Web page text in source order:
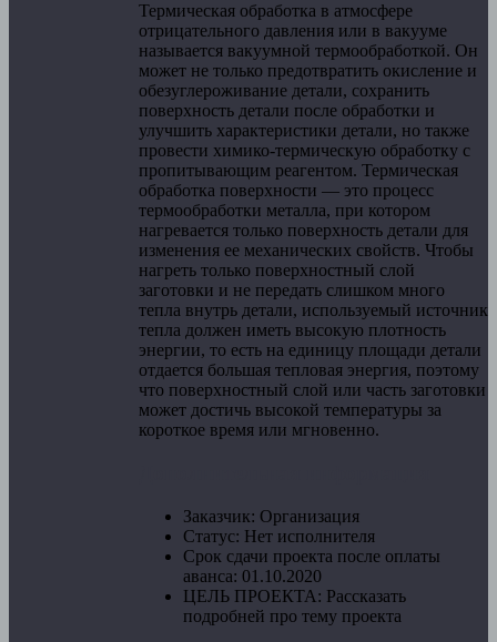
Термическая обработка в атмосфере
отрицательного давления или в вакууме
называется вакуумной термообработкой. Он
может не только предотвратить окисление и
обезуглероживание детали, сохранить
поверхность детали после обработки и
улучшить характеристики детали, но также
провести химико-термическую обработку с
пропитывающим реагентом. Термическая
обработка поверхности — это процесс
термообработки металла, при котором
нагревается только поверхность детали для
изменения ее механических свойств. Чтобы
нагреть только поверхностный слой
заготовки и не передать слишком много
тепла внутрь детали, используемый источник
тепла должен иметь высокую плотность
энергии, то есть на единицу площади детали
отдается большая тепловая энергия, поэтому
что поверхностный слой или часть заготовки
может достичь высокой температуры за
короткое время или мгновенно.
Заказчик: Организация
Статус: Нет исполнителя
Срок сдачи проекта после оплаты
аванса: 01.10.2020
ЦЕЛЬ ПРОЕКТА: Рассказать
подробней про тему проекта